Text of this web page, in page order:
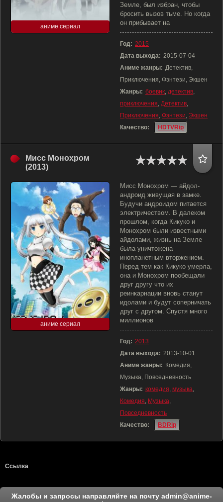
аниме сериал
Земле, был избран, чтобы
бросить вызов тьме. Но когда
он прибывает на
Год: 2015
Дата выхода: 2015-07-04
Аниме жанры: Детектив,
Приключения, Фэнтези, Экшен
Жанры: боевик, детектив,
приключения, Детектив,
Приключения, Фэнтези, Экшен
Качество:
HDTVRip
Мисс Монохром
(2013)
аниме сериал
Мисс Монохром — айдол-
андроид живущая в замке.
Будучи андроидом питается
электричеством. В далеком
прошлом, когда Кикуко и
Монохром были известными
айдолами, жизнь на Земле
была уничтожена
инопланетным вторжением.
Перед тем как Кикуко умерла,
она и Монохром пообещали
друг другу что их
реинкарнации вновь станут
идолами и будут соперничать
друг с другом. Спустя много
миллионов
Год: 2013
Дата выхода: 2013-10-01
Аниме жанры: Комедия,
Музыка, Повседневность
Жанры: комедия, музыка,
Комедия, Музыка,
Повседневность
Качество:
BDRip
Ссылка
Жалобы и запросы направляйте на почту admin@anime-